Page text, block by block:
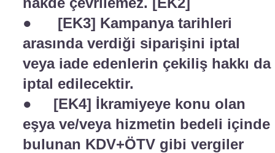
● [EK3] Kampanya tarihleri
arasında verdiği siparişini iptal
veya iade edenlerin çekiliş hakkı da
iptal edilecektir.
● [EK4] İkramiyeye konu olan
eşya ve/veya hizmetin bedeli içinde
bulunan KDV+ÖTV gibi vergiler